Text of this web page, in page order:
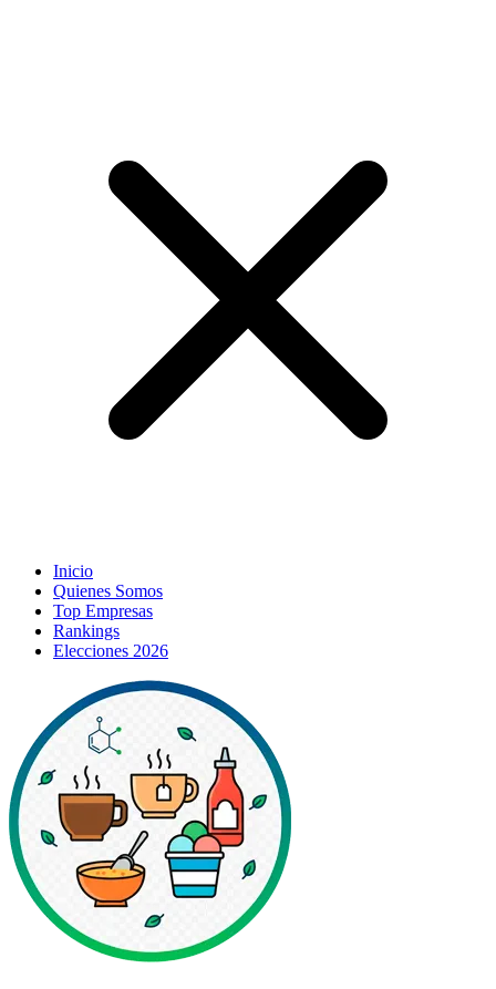
Inicio
Quienes Somos
Top Empresas
Rankings
Elecciones 2026